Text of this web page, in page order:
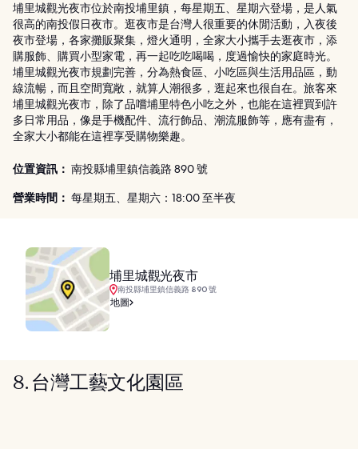
埔里城觀光夜市位於南投埔里鎮，每星期五、星期六登場，是人氣
很高的南投假日夜市。逛夜市是台灣人很重要的休閒活動，入夜後
夜市登場，各家攤販聚集，燈火通明，全家大小攜手去逛夜市，添
購服飾、購買小型家電，再一起吃吃喝喝，度過愉快的家庭時光。
埔里城觀光夜市規劃完善，分為熱食區、小吃區與生活用品區，動
線流暢，而且空間寬敞，就算人潮很多，逛起來也很自在。旅客來
埔里城觀光夜市，除了品嚐埔里特色小吃之外，也能在這裡買到許
多日常用品，像是手機配件、流行飾品、潮流服飾等，應有盡有，
全家大小都能在這裡享受購物樂趣。
位置資訊： 南投縣埔里鎮信義路 890 號
營業時間： 每星期五、星期六：18:00 至半夜
埔里城觀光夜市
南投縣埔里鎮信義路 890 號
地圖
8. 台灣工藝文化園區